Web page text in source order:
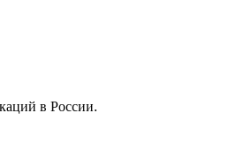
в России.